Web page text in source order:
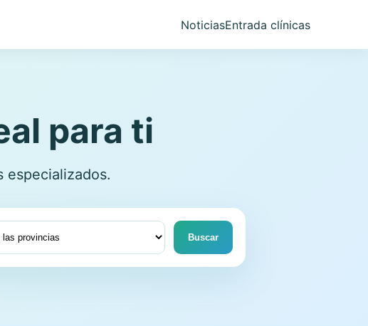
NoticiasEntrada clínicas
para ti
especializados.
Buscar